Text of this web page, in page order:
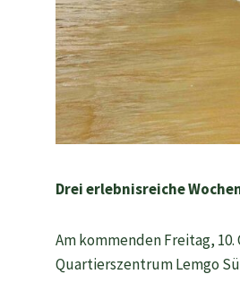
Drei erlebnisreiche
Am kommenden Freitag,
Quartierszentrum Lemgo